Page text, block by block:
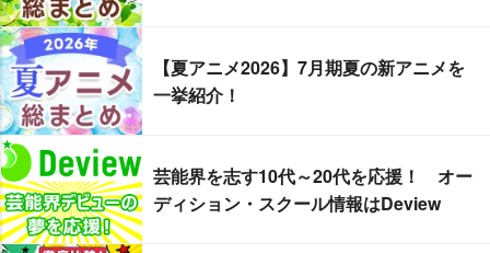
【夏アニメ2026】7月期夏の新アニメを
一挙紹介！
芸能界を志す10代～20代を応援！ オー
ディション・スクール情報はDeview